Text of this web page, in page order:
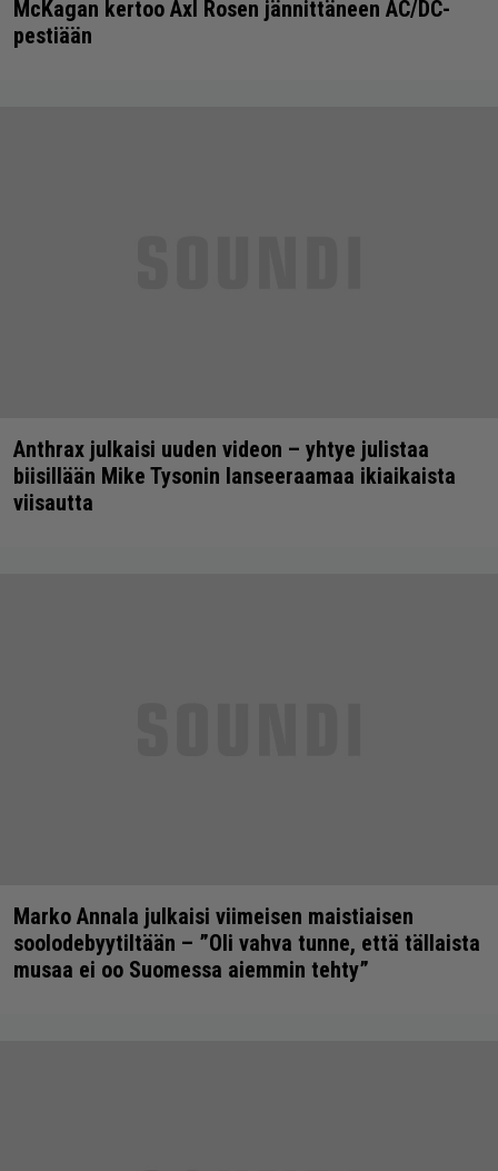
McKagan kertoo Axl Rosen jännittäneen AC/DC-
pestiään
Anthrax julkaisi uuden videon – yhtye julistaa
biisillään Mike Tysonin lanseeraamaa ikiaikaista
viisautta
Marko Annala julkaisi viimeisen maistiaisen
soolodebyytiltään – ”Oli vahva tunne, että tällaista
musaa ei oo Suomessa aiemmin tehty”